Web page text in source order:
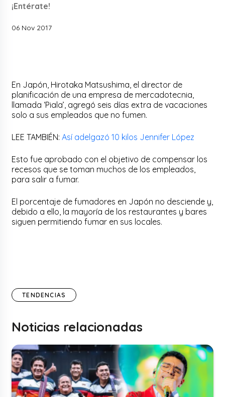
¡Entérate!
06 Nov 2017
En Japón, Hirotaka Matsushima, el director de
planificación de una empresa de mercadotecnia,
llamada ‘Piala’, agregó seis días extra de vacaciones
solo a sus empleados que no fumen.
LEE TAMBIÉN:Así adelgazó 10 kilos Jennifer López
Esto fue aprobado con el objetivo de compensar los
recesos que se toman muchos de los empleados,
para salir a fumar.
El porcentaje de fumadores en Japón no desciende y,
debido a ello, la mayoría de los restaurantes y bares
siguen permitiendo fumar en sus locales.
TENDENCIAS
Noticias relacionadas